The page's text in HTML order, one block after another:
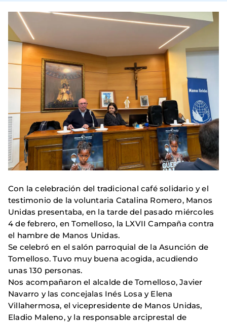
Con la celebración del tradicional café solidario y el
testimonio de la voluntaria Catalina Romero, Manos
Unidas presentaba, en la tarde del pasado miércoles
4 de febrero, en Tomelloso, la LXVII Campaña contra
el hambre de Manos Unidas.
Se celebró en el salón parroquial de la Asunción de
Tomelloso. Tuvo muy buena acogida, acudiendo
unas 130 personas.
Nos acompañaron el alcalde de Tomelloso, Javier
Navarro y las concejalas Inés Losa y Elena
Villahermosa, el vicepresidente de Manos Unidas,
Eladio Maleno, y la responsable arciprestal de